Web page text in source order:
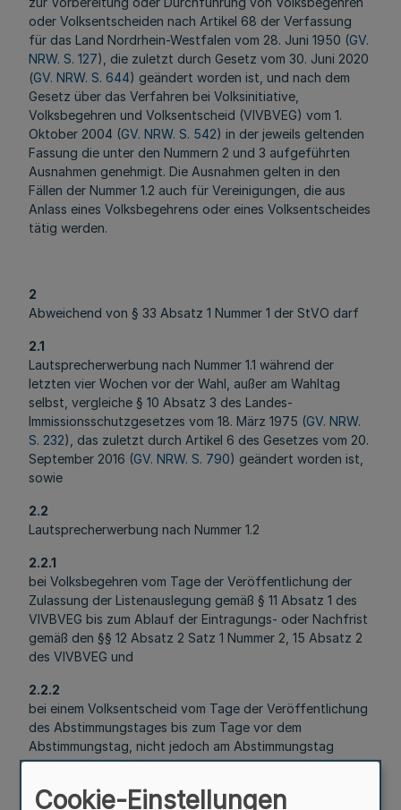
oder Volksentscheiden nach Artikel 68 der Verfassung
für das Land Nordrhein-Westfalen vom 28. Juni 1950 (GV.
NRW. S. 127), die zuletzt durch Gesetz vom 30. Juni 2020
(GV. NRW. S. 644) geändert worden ist, und nach dem
Gesetz über das Verfahren bei Volksinitiative,
Volksbegehren und Volksentscheid (VIVBVEG) vom 1.
Oktober 2004 (GV. NRW. S. 542) in der jeweils geltenden
Fassung die unter den Nummern 2 und 3 aufgeführten
Ausnahmen genehmigt. Die Ausnahmen gelten in den
Fällen der Nummer 1.2 auch für Vereinigungen, die aus
Anlass eines Volksbegehrens oder eines Volksentscheides
tätig werden.
2
Abweichend von § 33 Absatz 1 Nummer 1 der StVO darf
2.1
Lautsprecherwerbung nach Nummer 1.1 während der
letzten vier Wochen vor der Wahl, außer am Wahltag
selbst, vergleiche § 10 Absatz 3 des Landes-
Immissionsschutzgesetzes vom 18. März 1975 (GV. NRW.
S. 232), das zuletzt durch Artikel 6 des Gesetzes vom 20.
September 2016 (GV. NRW. S. 790) geändert worden ist,
sowie
2.2
Lautsprecherwerbung nach Nummer 1.2
2.2.1
bei Volksbegehren vom Tage der Veröffentlichung der
Zulassung der Listenauslegung gemäß § 11 Absatz 1 des
VIVBVEG bis zum Ablauf der Eintragungs- oder Nachfrist
gemäß den §§ 12 Absatz 2 Satz 1 Nummer 2, 15 Absatz 2
des VIVBVEG und
2.2.2
bei einem Volksentscheid vom Tage der Veröffentlichung
des Abstimmungstages bis zum Tage vor dem
Abstimmungstag, nicht jedoch am Abstimmungstag
gemäß § 25 VIVBVEG selbst, unter Beachtung folgender
Cookie-Einstellungen